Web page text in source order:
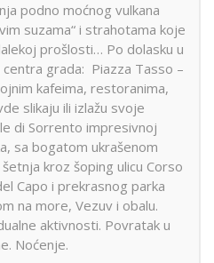
podno moćnog vulkana
suzama“ i strahotama koje
prošlosti… Po dolasku u
grada: Piazza Tasso –
kafeima, restoranima,
slikaju ili izlažu svoje
di Sorrento impresivnoj
sa bogatom ukrašenom
kroz šoping ulicu Corso
Capo i prekrasnog parka
na more, Vezuv i obalu.
aktivnosti. Povratak u
Noćenje.